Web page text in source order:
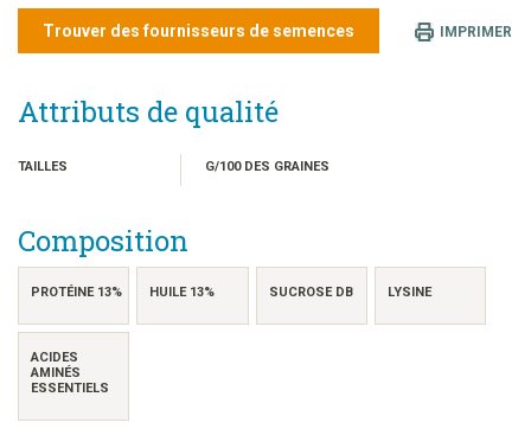
TIẾNG VIỆT
Trouver des fournisseurs de semences IMPRIMER
Attributs de qualité
TAILLES G/100 DES GRAINES
Composition
PROTÉINE 13% HUILE 13% SUCROSE DB LYSINE
ACIDES
AMINÉS
ESSENTIELS